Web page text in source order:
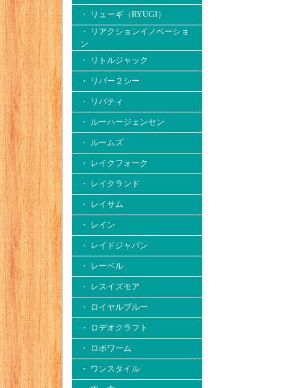
・ リューギ（RYUGI）
・ リアクションイノベーショ
ン
・ リトルジャック
・ リバー２シー
・ リバティ
・ ルーハージェンセン
・ ルームズ
・ レイクフォーク
・ レイクランド
・ レイサム
・ レイン
・ レイドジャパン
・ レーベル
・ レスイズモア
・ ロイヤルブルー
・ ロデオクラフト
・ ロボワーム
・ ワンスタイル